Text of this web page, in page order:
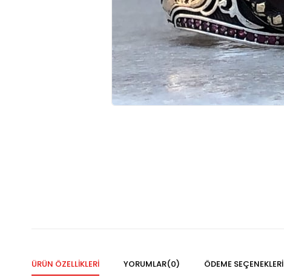
ÜRÜN ÖZELLIKLERI YORUMLAR(0) ÖDEME SEÇENEKLERI